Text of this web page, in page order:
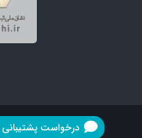
درخواست